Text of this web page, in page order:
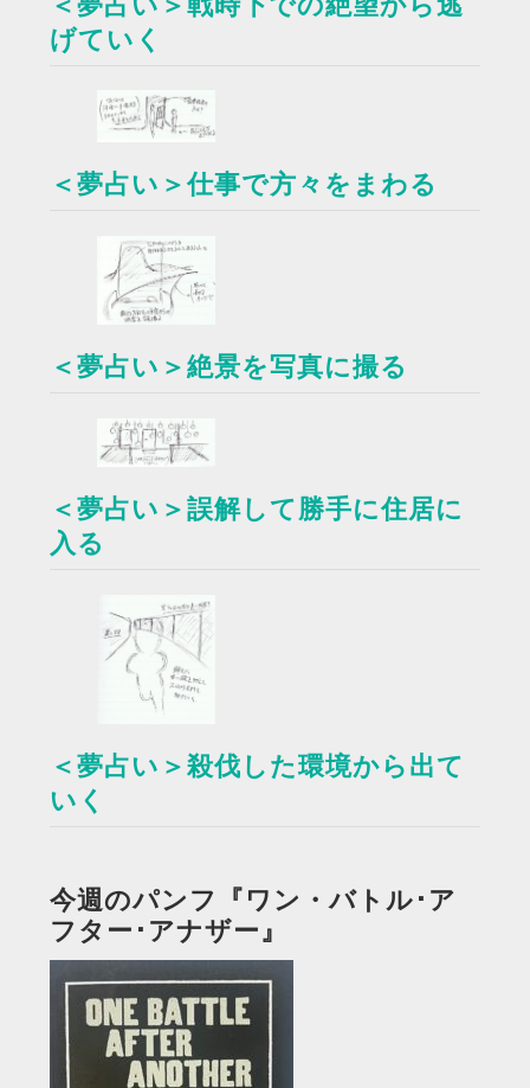
げていく
＜夢占い＞仕事で方々をまわる
＜夢占い＞絶景を写真に撮る
＜夢占い＞誤解して勝手に住居に
入る
＜夢占い＞殺伐した環境から出て
いく
今週のパンフ『ワン・バトル･ア
フター･アナザー』